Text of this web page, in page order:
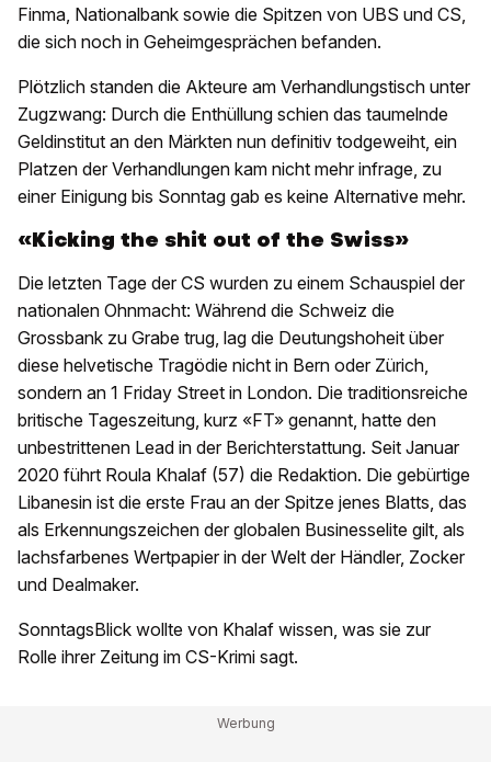
Finma, Nationalbank sowie die Spitzen von UBS und CS,
die sich noch in Geheimgesprächen befanden.
Plötzlich standen die Akteure am Verhandlungstisch unter
Zugzwang: Durch die Enthüllung schien das taumelnde
Geldinstitut an den Märkten nun definitiv todgeweiht, ein
Platzen der Verhandlungen kam nicht mehr infrage, zu
einer Einigung bis Sonntag gab es keine Alternative mehr.
«Kicking the shit out of the Swiss»
Die letzten Tage der CS wurden zu einem Schauspiel der
nationalen Ohnmacht: Während die Schweiz die
Grossbank zu Grabe trug, lag die Deutungshoheit über
diese helvetische Tragödie nicht in Bern oder Zürich,
sondern an 1 Friday Street in London. Die traditionsreiche
britische Tageszeitung, kurz «FT» genannt, hatte den
unbestrittenen Lead in der Berichterstattung. Seit Januar
2020 führt Roula Khalaf (57) die Redaktion. Die gebürtige
Libanesin ist die erste Frau an der Spitze jenes Blatts, das
als Erkennungszeichen der globalen Businesselite gilt, als
lachsfarbenes Wertpapier in der Welt der Händler, Zocker
und Dealmaker.
SonntagsBlick wollte von Khalaf wissen, was sie zur
Rolle ihrer Zeitung im CS-Krimi sagt.